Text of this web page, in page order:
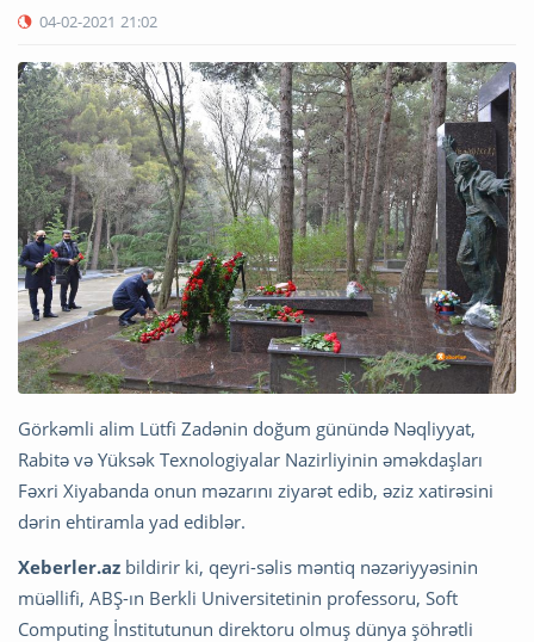
04-02-2021 21:02
Görkəmli alim Lütfi Zadənin doğum günündə Nəqliyyat,
Rabitə və Yüksək Texnologiyalar Nazirliyinin əməkdaşları
Fəxri Xiyabanda onun məzarını ziyarət edib, əziz xatirəsini
dərin ehtiramla yad ediblər.
Xeberler.az bildirir ki, qeyri-səlis məntiq nəzəriyyəsinin
müəllifi, ABŞ-ın Berkli Universitetinin professoru, Soft
Computing İnstitutunun direktoru olmuş dünya şöhrətli